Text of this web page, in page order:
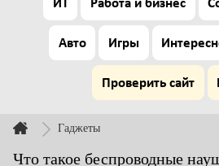
ИТ Работа и бизнес
Авто Игры
Проверить сайт
Гаджеты
Что такое беспроводные